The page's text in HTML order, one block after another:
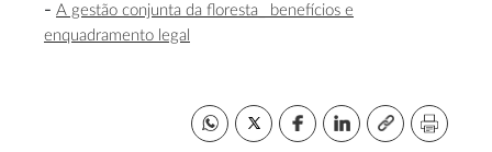
A gestão conjunta da floresta_ benefícios e
enquadramento legal